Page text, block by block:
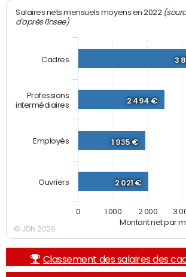
Montant net par
Salaires nets mensuels moyens en 2022
d'après l'Insee)
3
2 494 €
1 935 €
2 021 €
Cadres
Professions
intermédiaires
Employés
Ouvriers
0 1 000 2 000 3
© JDN 2026
Classement des salaires des